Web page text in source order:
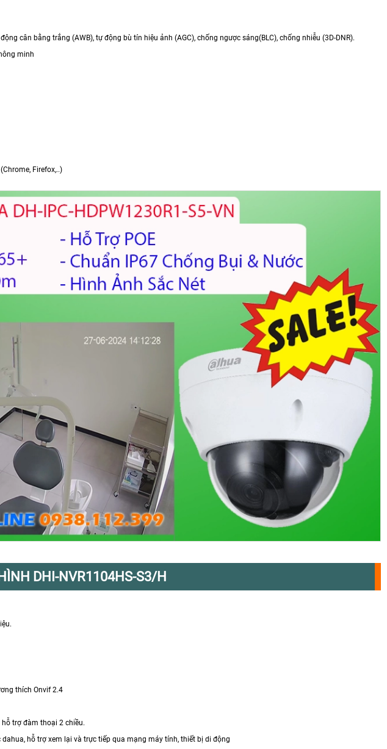
cân bằng trắng (AWB), tự động bù tín hiệu ảnh (AGC), chống ngược sáng(BLC), chống nhiễu (3D-DNR).
minh
Firefox,..)
DHI-NVR1104HS-S3/H
thích Onvif 2.4
trợ đàm thoại 2 chiều.
hỗ trợ xem lại và trực tiếp qua mạng máy tính, thiết bị di động